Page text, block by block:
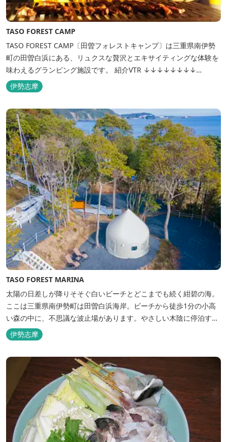
TASO FOREST CAMP
TASO FOREST CAMP〔田曽フォレストキャンプ〕は三重県南伊勢
町の田曽白浜にある、リュクスな贅沢とエキサイティングな体験を
味わえるグランピング施設です。 紹介VTR ↓↓↓↓↓↓↓↓
https://www.youtube.com/watch?v=jpF0wPRjqSw
伊勢志摩
TASO FOREST MARINA
太陽の日差しが降りそそぐ白いビーチとどこまでも続く紺碧の海。
ここは三重県南伊勢町は田曽白浜海岸。ビーチから徒歩1分の小高
い森の中に、不思議な波止場があります。やさしい木陰に停泊する
のは3艇のヨット。日本初の森のマリーナです。 航海の気分高まる
インテリアは見た目からは想像できないほど広く、くつろぎの空
間。夏場でもエアコン完備で快適にお過ごしいただけます。甲板の
上に寝転んで夜空を見上げれば...
伊勢志摩